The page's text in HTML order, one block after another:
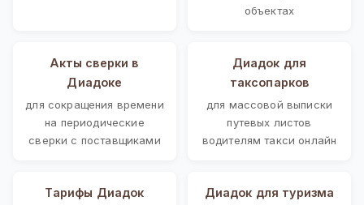
объектах
Акты сверки в
Диадоке
для сокращения времени
на периодические
сверки с поставщиками
Диадок для
таксопарков
для массовой выписки
путевых листов
водителям такси онлайн
Тарифы Диадок Диадок для туризма